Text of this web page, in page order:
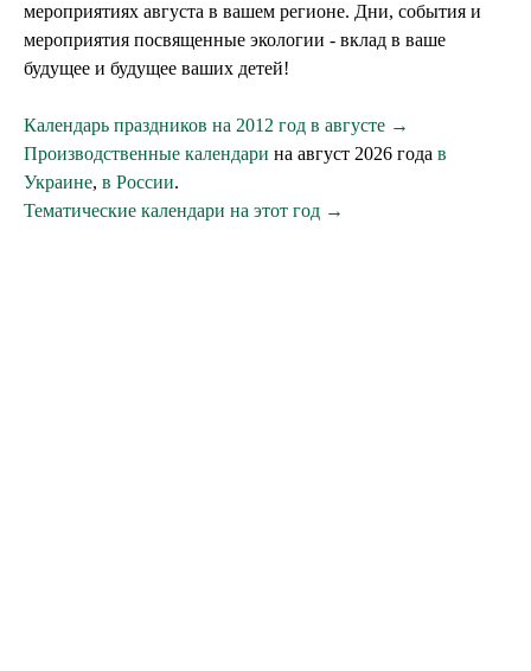
мероприятиях августа в вашем регионе. Дни, события и
мероприятия посвященные экологии - вклад в ваше
будущее и будущее ваших детей!
Календарь праздников на 2012 год в августе →
Производственные календари на август 2026 года в
Украине, в России.
Тематические календари на этот год →